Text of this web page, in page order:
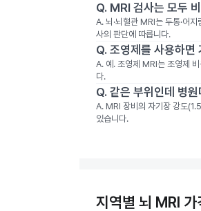
Q. MRI 검사는 모두
A. 뇌·뇌혈관 MRI는 두통·어
사의 판단에 따릅니다.
Q. 조영제를 사용하면
A. 예. 조영제 MRI는 조영제
다.
Q. 같은 부위인데 병
A. MRI 장비의 자기장 강도
있습니다.
지역별 뇌 MRI 가